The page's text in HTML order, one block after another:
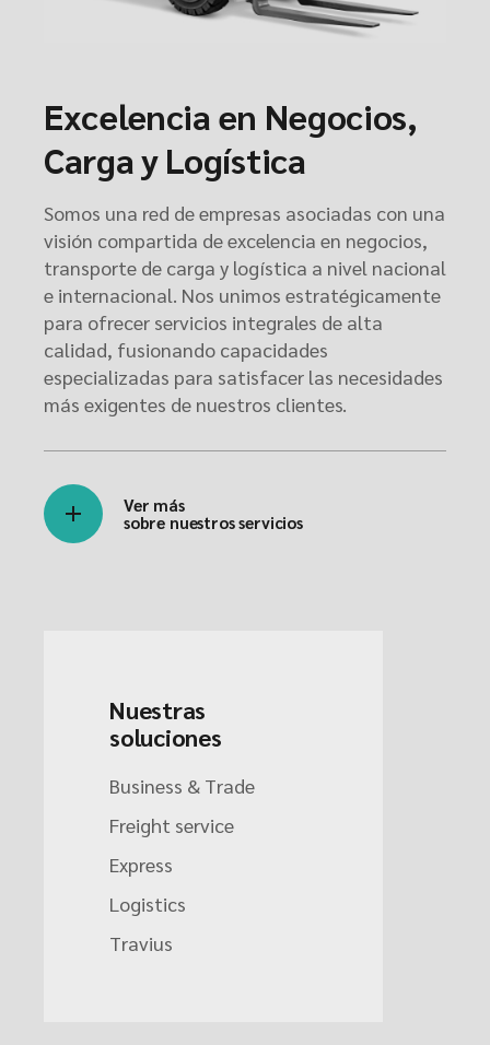
Excelencia en Negocios,
Carga y Logística
Somos una red de empresas asociadas con una
visión compartida de excelencia en negocios,
transporte de carga y logística a nivel nacional
e internacional. Nos unimos estratégicamente
para ofrecer servicios integrales de alta
calidad, fusionando capacidades
especializadas para satisfacer las necesidades
más exigentes de nuestros clientes.
Ver más
sobre nuestros servicios
Nuestras
soluciones
Business & Trade
Freight service
Express
Logistics
Travius